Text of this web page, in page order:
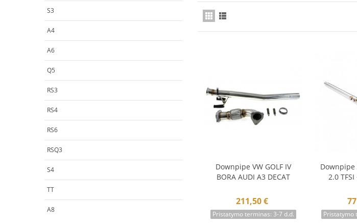
S3
A4
A6
Q5
RS3
RS4
RS6
RSQ3
S4
TT
A8
Į krepšelį
Downpipe VW GOLF IV
BORA AUDI A3 DECAT
211,50 €
Pristatymo terminas: 3-7 d.d.
Į
Downpipe
2.0
Pristatymo